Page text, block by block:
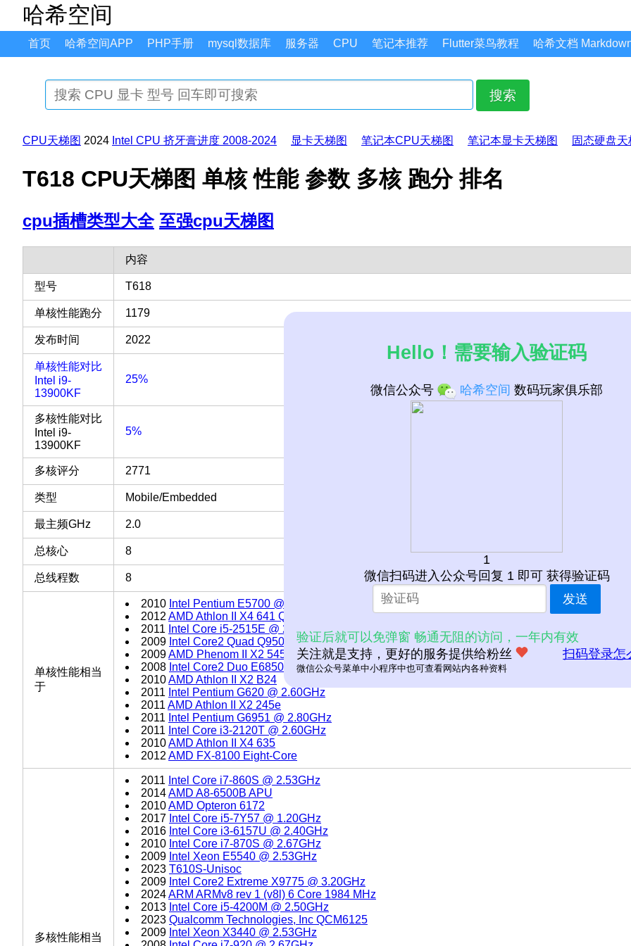
哈希空间
首页 哈希空间APP PHP手册 mysql数据库 服务器 CPU 笔记本推荐 Flutter菜鸟教程 哈希文档
搜索
CPU天梯图 2024 Intel CPU 挤牙膏进度 2008-2024 显卡天梯图 笔记本CPU天梯图 笔记本显卡天梯图 固态硬盘天
T618 CPU天梯图 单核 性能 参数 多核 跑分 排名
cpu插槽类型大全 至强cpu天梯图
内容
型号 T618
单核性能跑分 1179
发布时间 2022
单核性能对比
Intel i9-
13900KF
25%
多核性能对比
Intel i9-
13900KF
5%
多核评分 2771
类型 Mobile/Embedded
最主频GHz 2.0
总核心 8
总线程数 8
单核性能相当
于
2010 Intel Pentium E5700 @ 3.00GHz
2012 AMD Athlon II X4 641 Quad-Core
2011 Intel Core i5-2515E @ 2.50GHz
2009 Intel Core2 Quad Q9505 @ 2.83GHz
2009AMD Phenom II X2 545
2008 Intel Core2 Duo E6850 @ 3.00GHz
2010AMD Athlon II X2 B24
2011 Intel Pentium G620 @ 2.60GHz
2011 AMD Athlon II X2 245e
2011 Intel Pentium G6951 @ 2.80GHz
2011 Intel Core i3-2120T @ 2.60GHz
2010AMD Athlon II X4 635
2012 AMD FX-8100 Eight-Core
多核性能相当
2011 Intel Core i7-860S @ 2.53GHz
2014AMD A8-6500B APU
2010AMD Opteron 6172
2017 Intel Core i5-7Y57 @ 1.20GHz
2016 Intel Core i3-6157U @ 2.40GHz
2010 Intel Core i7-870S @ 2.67GHz
2009 Intel Xeon E5540 @ 2.53GHz
2023 T610S-Unisoc
2009 Intel Core2 Extreme X9775 @ 3.20GHz
2024ARM ARMv8 rev 1 (v8l) 6 Core 1984 MHz
2013 Intel Core i5-4200M @ 2.50GHz
2023 Qualcomm Technologies, Inc QCM6125
2009 Intel Xeon X3440 @ 2.53GHz
Hello！需要输入验证码
微信公众号 哈希空间 数码玩家俱乐部
1
微信扫码进入公众号回复 1 即可 获得验证码
发送
验证后就可以免弹窗 畅通无阻的访问，一年内有效
关注就是支持，更好的服务提供给粉丝
扫码登录怎
微信公众号菜单中小程序中也可查看网站内各种资料